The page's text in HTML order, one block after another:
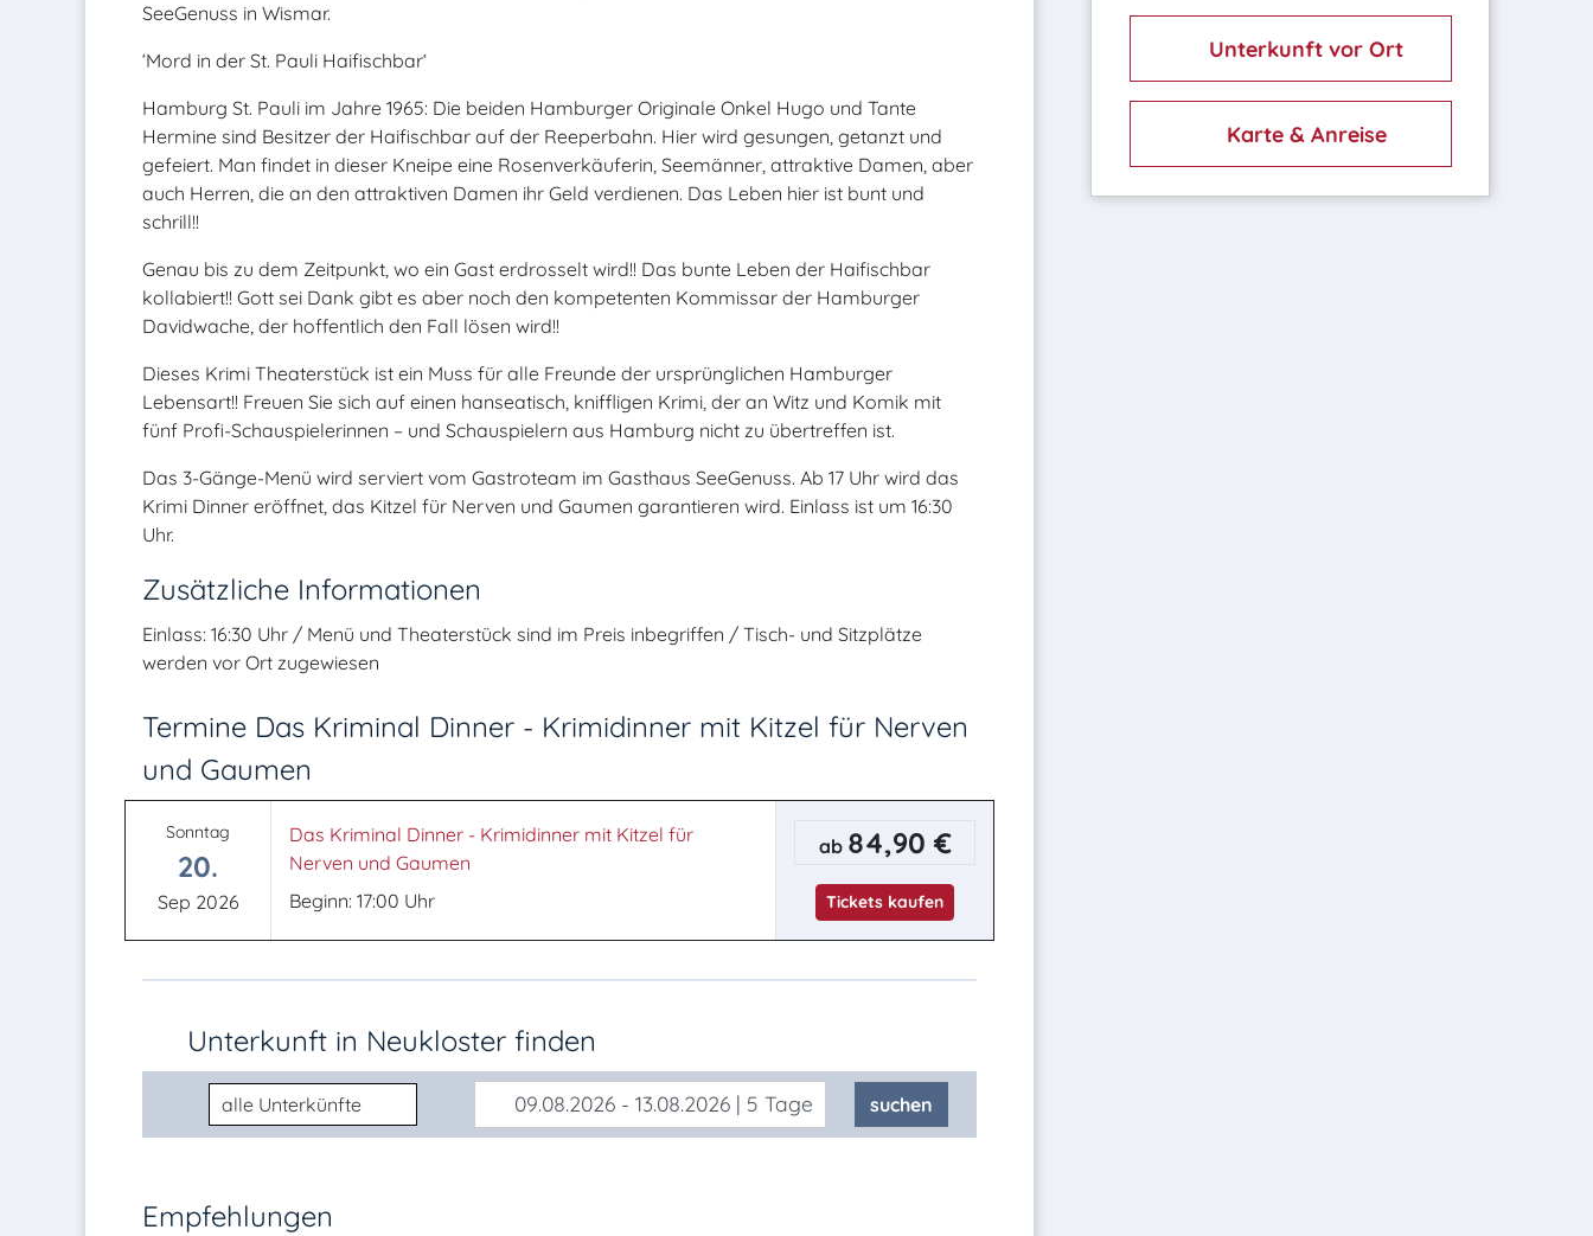
SeeGenuss in Wismar.
‘Mord in der St. Pauli Haifischbar‘
Hamburg St. Pauli im Jahre 1965: Die beiden Hamburger Originale Onkel Hugo und Tante
Hermine sind Besitzer der Haifischbar auf der Reeperbahn. Hier wird gesungen, getanzt und
gefeiert. Man findet in dieser Kneipe eine Rosenverkäuferin, Seemänner, attraktive Damen, aber
auch Herren, die an den attraktiven Damen ihr Geld verdienen. Das Leben hier ist bunt und
schrill!!
Genau bis zu dem Zeitpunkt, wo ein Gast erdrosselt wird!! Das bunte Leben der Haifischbar
kollabiert!! Gott sei Dank gibt es aber noch den kompetenten Kommissar der Hamburger
Davidwache, der hoffentlich den Fall lösen wird!!
Dieses Krimi Theaterstück ist ein Muss für alle Freunde der ursprünglichen Hamburger
Lebensart!! Freuen Sie sich auf einen hanseatisch, kniffligen Krimi, der an Witz und Komik mit
fünf Profi-Schauspielerinnen – und Schauspielern aus Hamburg nicht zu übertreffen ist.
Das 3-Gänge-Menü wird serviert vom Gastroteam im Gasthaus SeeGenuss. Ab 17 Uhr wird das
Krimi Dinner eröffnet, das Kitzel für Nerven und Gaumen garantieren wird. Einlass ist um 16:30
Uhr.
Zusätzliche Informationen
Einlass: 16:30 Uhr / Menü und Theaterstück sind im Preis inbegriffen / Tisch- und Sitzplätze
werden vor Ort zugewiesen
Termine Das Kriminal Dinner - Krimidinner mit Kitzel für Nerven
und Gaumen
Sonntag
20.
Sep 2026
Das Kriminal Dinner - Krimidinner mit Kitzel für
Nerven und Gaumen
Beginn: 17:00 Uhr
ab 84,90 €
Tickets kaufen
Unterkunft in Neukloster finden
Unterkunftsart 09.08.2026 - 13.08.2026 | 5 Tage suchen
Empfehlungen
Unterkunft vor Ort
Karte & Anreise